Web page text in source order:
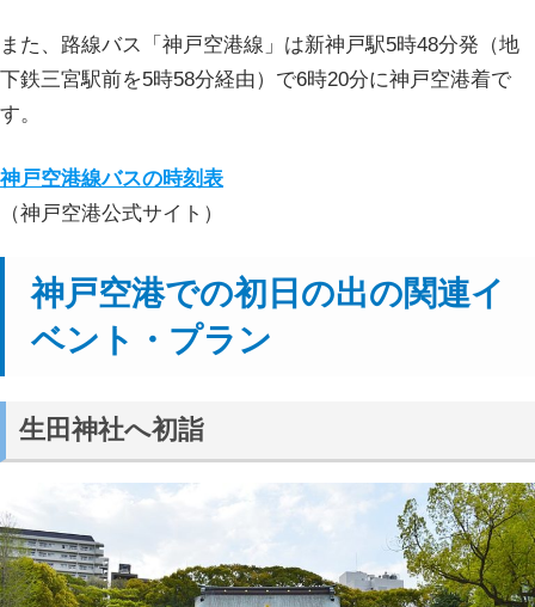
また、路線バス「神戸空港線」は新神戸駅5時48分発（地
下鉄三宮駅前を5時58分経由）で6時20分に神戸空港着で
す。
神戸空港線バスの時刻表
（神戸空港公式サイト）
神戸空港での初日の出の関連イ
ベント・プラン
生田神社へ初詣